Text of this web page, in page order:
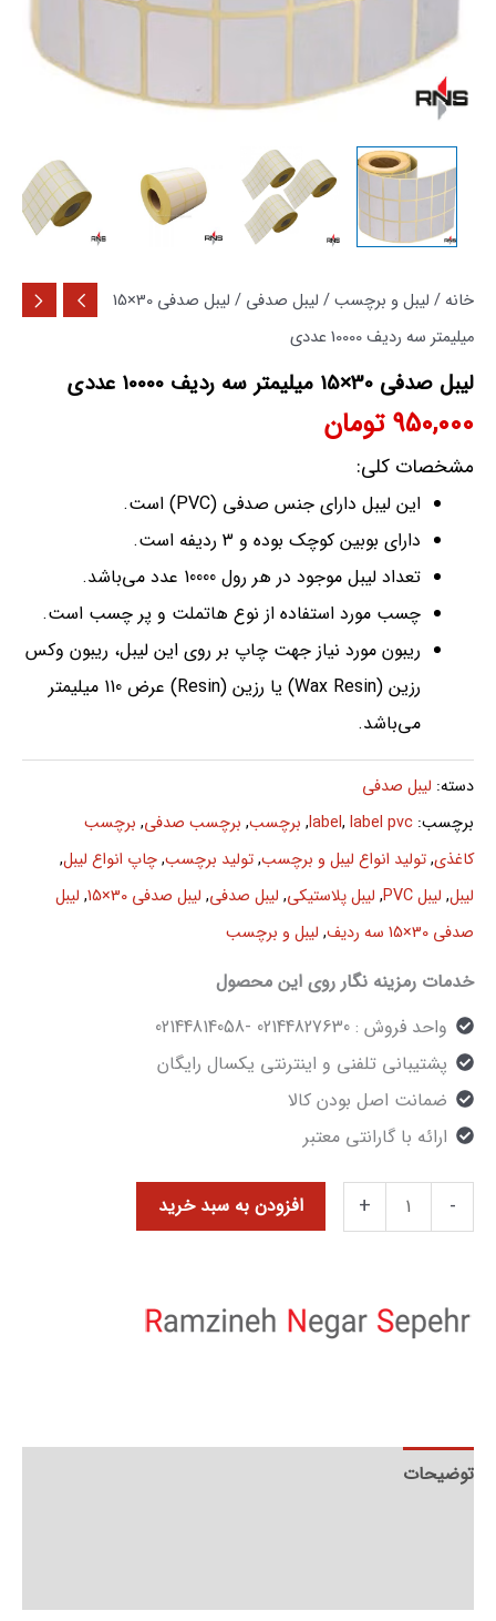
خانه / لیبل و برچسب/ لیبل صدفی
/ لیبل صدفی 30×15
میلیمتر سه ردیف 10000 عددی
لیبل صدفی 30×15 میلیمتر سه ردیف 10000 عددی
950,000 تومان
مشخصات کلی:
این لیبل دارای جنس صدفی (PVC) است.
دارای بوبین کوچک بوده و 3 ردیفه است.
تعداد لیبل موجود در هر رول 10000 عدد می‌باشد.
چسب مورد استفاده از نوع هاتملت و پر چسب است.
ریبون مورد نیاز جهت چاپ بر روی این لیبل، ریبون وکس
رزین (Wax Resin) یا رزین (Resin) عرض 110 میلیمتر
می‌باشد.
دسته: لیبل صدفی
برچسب:
label, label pvc
, برچسب, برچسب صدفی, برچسب
کاغذی,تولید انواع لیبل و برچسب,تولید برچسب,چاپ انواع لیبل,
لیبل, لیبل PVC , لیبل پلاستیکی, لیبل صدفی, لیبل صدفی 30×15 , لیبل
صدفی 30×15 سه ردیف
, لیبل و برچسب
خدمات رمزینه نگار روی این محصول
واحد فروش : 02144827630 -02144814058
پشتیبانی تلفنی و اینترنتی یکسال رایگان
ضمانت اصل بودن کالا
ارائه با گارانتی معتبر
-
+ افزودن به سبد خرید
توضیحات